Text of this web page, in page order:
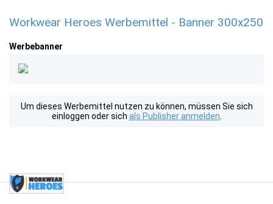
Workwear Heroes Werbemittel - Banner 300x250
Werbebanner
Um dieses Werbemittel nutzen zu können, müssen Sie sich
einloggen oder sich als Publisher anmelden